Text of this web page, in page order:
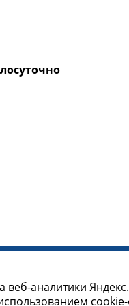
веб-аналитики